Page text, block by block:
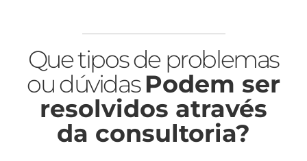
Que tipos de problemas
ou dúvidasPodem ser
resolvidos através
da consultoria?